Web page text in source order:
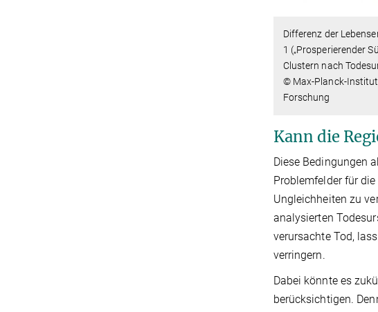
Differenz der
1 („Prosperierender
Clustern nach
© Max-Planck-
Forschung
Kann die
Diese Bedingungen
Problemfelder für
Ungleichheiten zu
analysierten
verursachte Tod,
verringern.
Dabei könnte es
berücksichtigen.